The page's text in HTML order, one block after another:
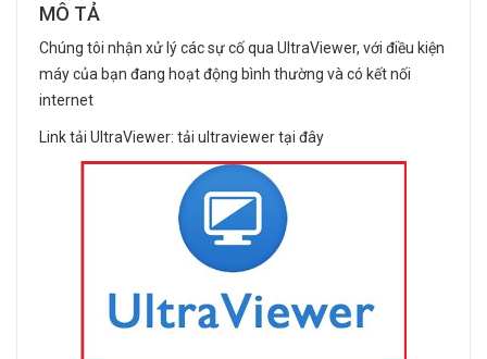
MÔ TẢ
Chúng tôi nhận xử lý các sự cố qua UltraViewer, với điều kiện
máy của bạn đang hoạt động bình thường và có kết nối
internet
Link tải UltraViewer: tải ultraviewertại đây